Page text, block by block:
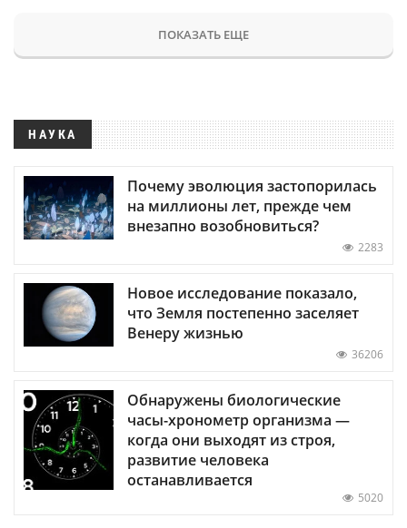
ПОКАЗАТЬ ЕЩЕ
НАУКА
Почему эволюция застопорилась
на миллионы лет, прежде чем
внезапно возобновиться?
2283
Новое исследование показало,
что Земля постепенно заселяет
Венеру жизнью
36206
Обнаружены биологические
часы-хронометр организма —
когда они выходят из строя,
развитие человека
останавливается
5020